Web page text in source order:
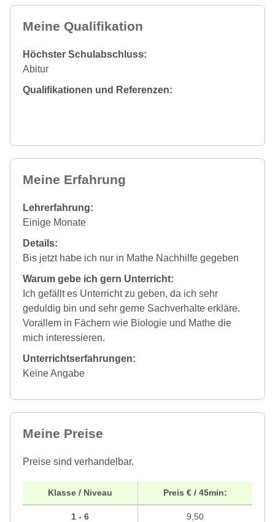
Meine Qualifikation
Höchster Schulabschluss:
Abitur
Qualifikationen und Referenzen:
Meine Erfahrung
Lehrerfahrung:
Einige Monate
Details:
Bis jetzt habe ich nur in Mathe Nachhilfe gegeben
Warum gebe ich gern Unterricht:
Ich gefällt es Unterricht zu geben, da ich sehr
geduldig bin und sehr gerne Sachverhalte erkläre.
Vorallem in Fächern wie Biologie und Mathe die
mich interessieren.
Unterrichtserfahrungen:
Keine Angabe
Meine Preise
Preise sind verhandelbar.
Klasse / Niveau
1 - 6
Preis € / 45min:
9,50